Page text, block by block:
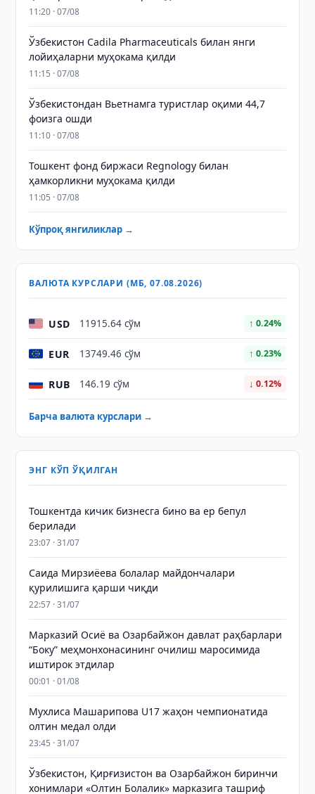
11:20 · 07/08
Ўзбекистон Cadila Pharmaceuticals билан янги
лойиҳаларни муҳокама қилди
11:15 · 07/08
Ўзбекистондан Вьетнамга туристлар оқими 44,7
фоизга ошди
11:10 · 07/08
Тошкент фонд биржаси Regnology билан
ҳамкорликни муҳокама қилди
11:05 · 07/08
Кўпроқ янгиликлар →
ВАЛЮТА КУРСЛАРИ (МБ, 07.08.2026)
USD 11915.64 сўм ↑ 0.24%
EUR 13749.46 сўм ↑ 0.23%
RUB 146.19 сўм ↓ 0.12%
Барча валюта курслари →
ЭНГ КЎП ЎҚИЛГАН
Тошкентда кичик бизнесга бино ва ер бепул
берилади
23:07 · 31/07
Саида Мирзиёева болалар майдончалари
қурилишига қарши чиқди
22:57 · 31/07
Марказий Осиё ва Озарбайжон давлат раҳбарлари
“Боку” меҳмонхонасининг очилиш маросимида
иштирок этдилар
00:01 · 01/08
Мухлиса Машарипова U17 жаҳон чемпионатида
олтин медал олди
23:45 · 31/07
Ўзбекистон, Қирғизистон ва Озарбайжон биринчи
хонимлари «Олтин Болалик» марказига ташриф